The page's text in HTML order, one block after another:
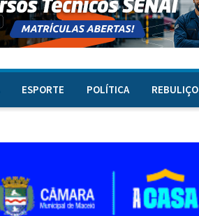
ESPORTE POLÍTICA REBULIÇO